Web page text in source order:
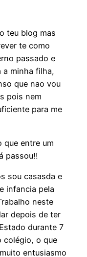
teu blog mas
te como
passado e
a minha filha,
que nao vou
pois nem
para me
que entre um
passou!!
sou casasda e
infancia pela
neste
depois de ter
durante 7
colégio, o que
entusiasmo